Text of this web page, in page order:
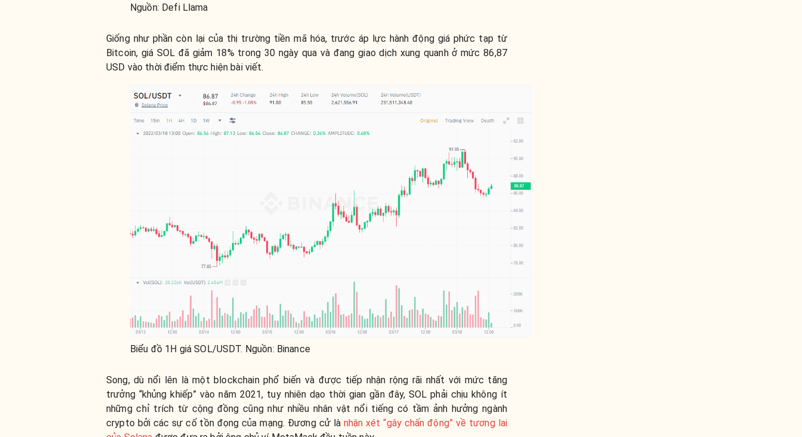
Nguồn: Defi Llama
Giống như phần còn lại của thị trường tiền mã hóa, trước áp lực hành động giá phức tạp từ
Bitcoin, giá SOL đã giảm 18% trong 30 ngày qua và đang giao dịch xung quanh ở mức 86,87
USD vào thời điểm thực hiện bài viết.
Biểu đồ 1H giá SOL/USDT. Nguồn: Binance
Song, dù nổi lên là một blockchain phổ biến và được tiếp nhận rộng rãi nhất với mức tăng
trưởng “khủng khiếp” vào năm 2021, tuy nhiên dạo thời gian gần đây, SOL phải chịu không ít
những chỉ trích từ cộng đồng cũng như nhiều nhân vật nổi tiếng có tầm ảnh hưởng ngành
crypto bởi các sự cố tồn đọng của mạng. Đương cử là nhận xét “gây chấn động” về tương lai